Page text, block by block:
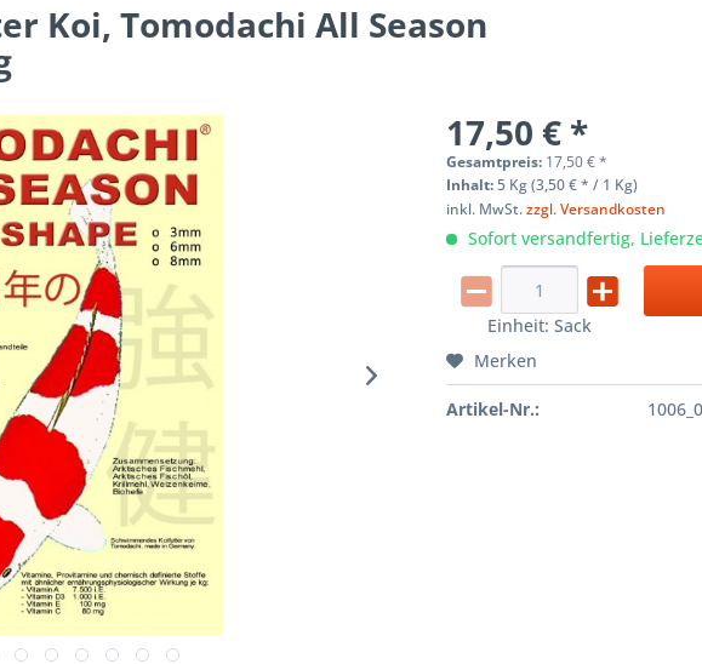
Koi, Tomodachi All Season
17,50 € *
Gesamtpreis: 17,50€*
Inhalt:5 Kg (3,50 € * / 1 Kg)
inkl. MwSt.zzgl. Versandkosten
Sofort versandfertig,
Einheit:Sack
Merken
Artikel-Nr.: